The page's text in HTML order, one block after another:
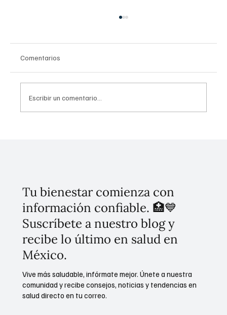
Comentarios
Escribir un comentario...
Tu bienestar comienza con
información confiable. 🏥💙
Suscríbete a nuestro blog y
recibe lo último en salud en
México.
Vive más saludable, infórmate mejor. Únete a nuestra
comunidad y recibe consejos, noticias y tendencias en
salud directo en tu correo.